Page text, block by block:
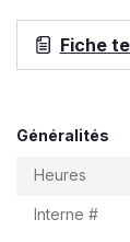
Fiche
Généralités
Heures
Interne #